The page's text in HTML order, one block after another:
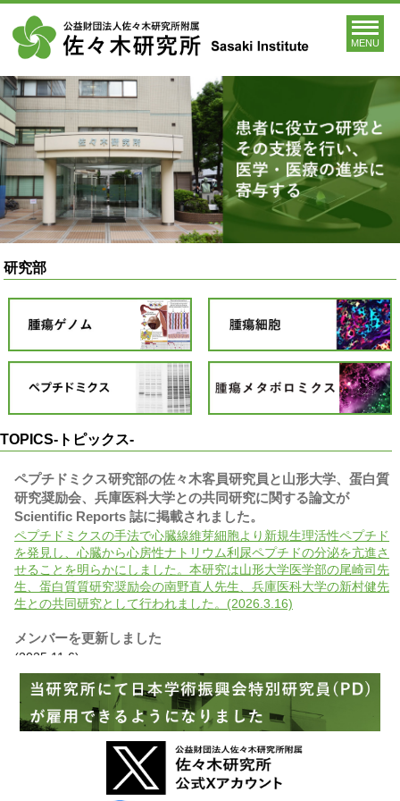
MENU
研究部
TOPICS-トピックス-
ペプチドミクス研究部の佐々木客員研究員と山形大学、蛋白質
研究奨励会、兵庫医科大学との共同研究に関する論文が
Scientific Reports 誌に掲載されました。
ペプチドミクスの手法で心臓線維芽細胞より新規生理活性ペプチド
を発見し、心臓から心房性ナトリウム利尿ペプチドの分泌を亢進さ
せることを明らかにしました。本研究は山形大学医学部の尾崎司先
生、蛋白質質研究奨励会の南野直人先生、兵庫医科大学の新村健先
生との共同研究として行われました。(2026.3.16)
メンバーを更新しました
(2025.11.6)
腫瘍細胞研究部の山口部長が翻訳を担当した本が出版されまし
た。
がんの生物学から予防、診断、治療まで、多くのたとえ話や逸話を
用いてわかりやすく書かれた一般向けの本です。(2025.10.22)
当研究所の菅野康吉兼任研究員（附属杏雲堂病院遺伝子診療